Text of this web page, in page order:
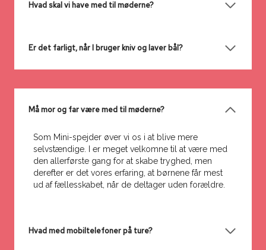
Hvad skal vi have med til møderne?
Er det farligt, når I bruger kniv og laver bål?
Må mor og far være med til møderne?
Som Mini-spejder øver vi os i at blive mere
selvstændige. I er meget velkomne til at være med
den allerførste gang for at skabe tryghed, men
derefter er det vores erfaring, at børnene får mest
ud af fællesskabet, når de deltager uden forældre.
Hvad med mobiltelefoner på ture?